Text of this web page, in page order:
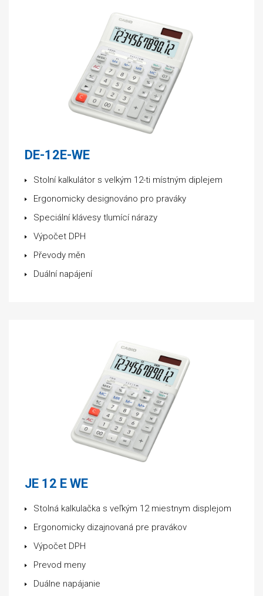
DE-12E-WE
Stolní kalkulátor s velkým 12-ti místným diplejem
Ergonomicky designováno pro praváky
Speciální klávesy tlumící nárazy
Výpočet DPH
Převody měn
Duální napájení
JE 12 E WE
Stolná kalkulačka s veľkým 12 miestnym displejom
Ergonomicky dizajnovaná pre pravákov
Výpočet DPH
Prevod meny
Duálne napájanie